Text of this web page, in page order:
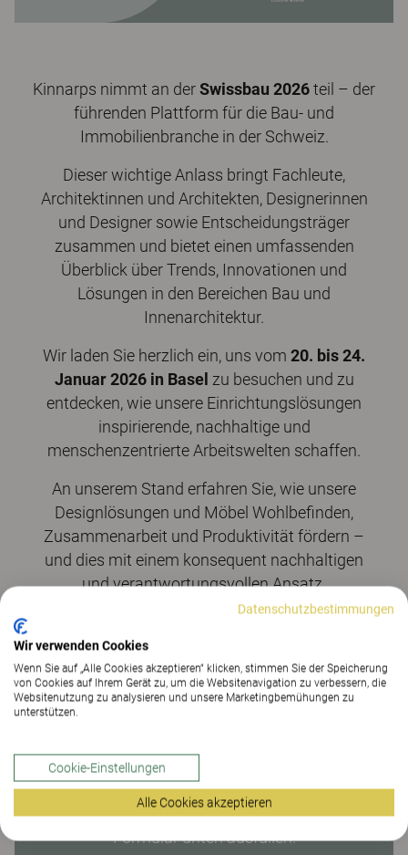
Kinnarps nimmt an derSwissbau 2026teil – der
führenden Plattform für die Bau- und
Immobilienbranche in der Schweiz.
Dieser wichtige Anlass bringt Fachleute,
Architektinnen und Architekten, Designerinnen
und Designer sowie Entscheidungsträger
zusammen und bietet einen umfassenden
Überblick über Trends, Innovationen und
Lösungen in den Bereichen Bau und
Innenarchitektur.
Wir laden Sie herzlich ein, uns vom 20. bis 24.
Januar 2026 in Basel zu besuchen und zu
entdecken, wie unsere Einrichtungslösungen
inspirierende, nachhaltige und
menschenzentrierte Arbeitswelten schaffen.
An unserem Stand erfahren Sie, wie unsere
Designlösungen und Möbel Wohlbefinden,
Zusammenarbeit und Produktivität fördern –
und dies mit einem konsequent nachhaltigen
und verantwortungsvollen Ansatz.
Basel
Sichern Sie sich jetzt Ihr Ticket, indem Sie das
Formular unten ausfüllen.
Datenschutzbestimmungen
Wir verwenden Cookies
Wenn Sie auf „Alle Cookies akzeptieren“ klicken, stimmen Sie der Speicherung
von Cookies auf Ihrem Gerät zu, um die Websitenavigation zu verbessern, die
Websitenutzung zu analysieren und unsere Marketingbemühungen zu
unterstützen.
Cookie-Einstellungen
Alle Cookies akzeptieren